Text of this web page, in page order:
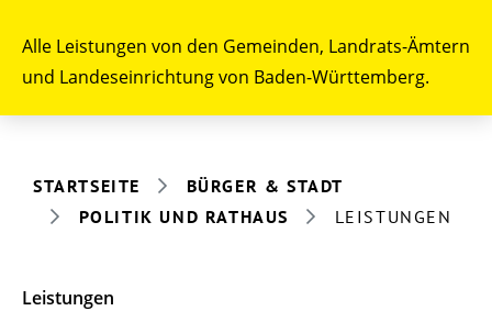
Alle Leistungen von den Gemeinden, Landrats-Ämtern
und Landeseinrichtung von Baden-Württemberg.
STARTSEITE
BÜRGER & STADT
POLITIK UND RATHAUS
LEISTUNGEN
Leistungen